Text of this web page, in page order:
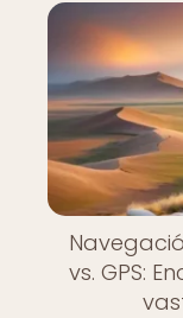
vs. GPS: